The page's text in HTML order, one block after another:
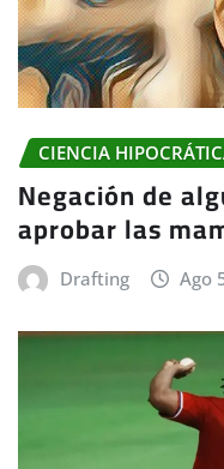
CIENCIA
Negación de
aprobar las
Drafting Ago